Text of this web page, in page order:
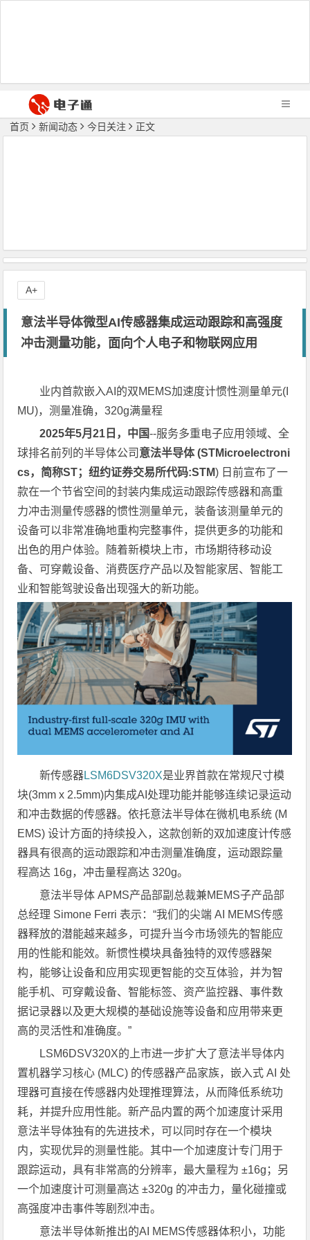
首页 新闻动态 今日关注 正文
意法半导体微型AI传感器集成运动跟踪和高强度
冲击测量功能，面向个人电子和物联网应用
业内首款嵌入AI的双MEMS加速度计惯性测量单元(I
MU)，测量准确，320g满量程
2025年5月21日，中国--服务多重电子应用领域、全
球排名前列的半导体公司 意法半导体 (STMicroelectroni
cs，简称ST；纽约证券交易所代码:STM) 日前宣布了一
款在一个节省空间的封装内集成运动跟踪传感器和高重
力冲击测量传感器的惯性测量单元，装备该测量单元的
设备可以非常准确地重构完整事件，提供更多的功能和
出色的用户体验。随着新模块上市，市场期待移动设
备、可穿戴设备、消费医疗产品以及智能家居、智能工
业和智能驾驶设备出现强大的新功能。
新传感器LSM6DSV320X是业界首款在常规尺寸模
块(3mm x 2.5mm)内集成AI处理功能并能够连续记录运动
和冲击数据的传感器。依托意法半导体在微机电系统 (M
EMS) 设计方面的持续投入，这款创新的双加速度计传感
器具有很高的运动跟踪和冲击测量准确度，运动跟踪量
程高达 16g，冲击量程高达 320g。
意法半导体 APMS产品部副总裁兼MEMS子产品部
总经理 Simone Ferri 表示：“我们的尖端 AI MEMS传感
器释放的潜能越来越多，可提升当今市场领先的智能应
用的性能和能效。新惯性模块具备独特的双传感器架
构，能够让设备和应用实现更智能的交互体验，并为智
能手机、可穿戴设备、智能标签、资产监控器、事件数
据记录器以及更大规模的基础设施等设备和应用带来更
高的灵活性和准确度。”
LSM6DSV320X的上市进一步扩大了意法半导体内
置机器学习核心 (MLC) 的传感器产品家族，嵌入式 AI 处
理器可直接在传感器内处理推理算法，从而降低系统功
耗，并提升应用性能。新产品内置的两个加速度计采用
意法半导体独有的先进技术，可以同时存在一个模块
内，实现优异的测量性能。其中一个加速度计专门用于
跟踪运动，具有非常高的分辨率，最大量程为 ±16g；另
一个加速度计可测量高达 ±320g 的冲击力，量化碰撞或
高强度冲击事件等剧烈冲击。
意法半导体新推出的AI MEMS传感器体积小，功能
A+